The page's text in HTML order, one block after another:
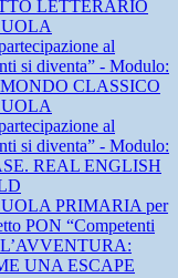
LETTERARIO
al
si diventa” - Modulo:
CLASSICO
al
si diventa” - Modulo:
REAL ENGLISH
PRIMARIA per
PON “Competenti
UNA ESCAPE